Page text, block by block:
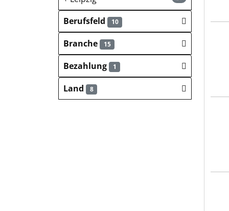
Berufsfeld
10
Branche 15
Bezahlung 1
Land 8